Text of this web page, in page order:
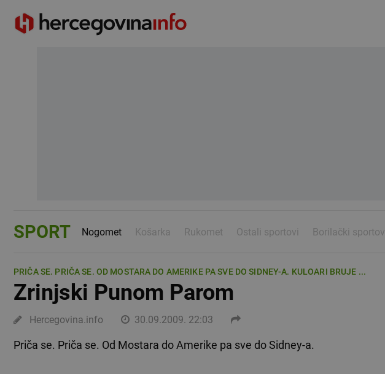
SPORT Nogomet Košarka Rukomet Ostali sportovi Borilački sportovi
PRIČA SE. PRIČA SE. OD MOSTARA DO AMERIKE PA SVE DO SIDNEY-A. KULOARI BRUJE ...
Zrinjski Punom Parom
Hercegovina.info 30.09.2009. 22:03
Priča se. Priča se. Od Mostara do Amerike pa sve do Sidney-a.